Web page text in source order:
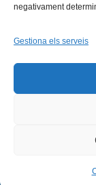
negativament
Gestiona els serveis